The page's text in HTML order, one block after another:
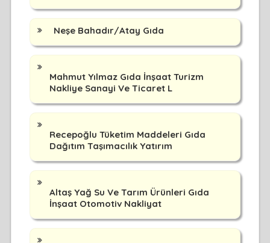
Neşe Bahadır/Atay Gıda
Mahmut Yılmaz Gıda İnşaat Turizm
Nakliye Sanayi Ve Ticaret L
Recepoğlu Tüketim Maddeleri Gıda
Dağıtım Taşımacılık Yatırım
Altaş Yağ Su Ve Tarım Ürünleri Gıda
İnşaat Otomotiv Nakliyat